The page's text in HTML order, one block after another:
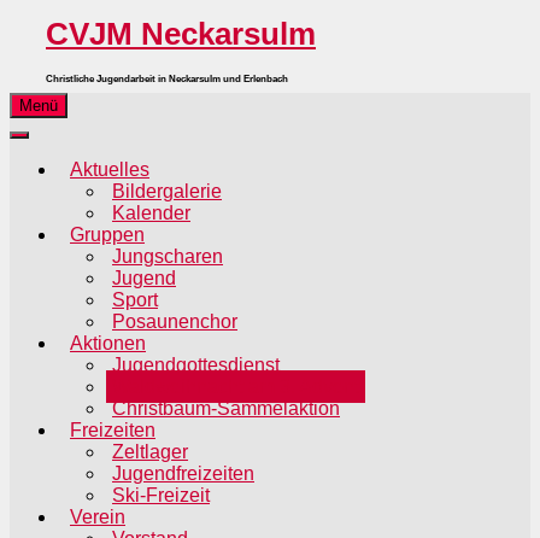
CVJM Neckarsulm
Christliche Jugendarbeit in Neckarsulm und Erlenbach
Menü
Aktuelles
Bildergalerie
Kalender
Gruppen
Jungscharen
Jugend
Sport
Posaunenchor
Aktionen
Jugendgottesdienst
Christbaum-Sammelaktion
Freizeiten
Zeltlager
Jugendfreizeiten
Ski-Freizeit
Verein